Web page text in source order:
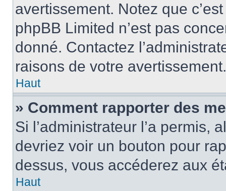
avertissement. Notez que
phpBB Limited n’est pas
donné. Contactez
raisons de votre avertissement.
Haut
» Comment rapporter des
Si l’administrateur l’a permis,
devriez voir un bouton pour
dessus, vous accéderez aux
Haut